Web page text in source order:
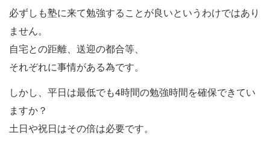
必ずしも塾に来て勉強することが良いというわけではあり
ません。
自宅との距離、送迎の都合等、
それぞれに事情がある為です。
しかし、平日は最低でも4時間の勉強時間を確保できてい
ますか？
土日や祝日はその倍は必要です。